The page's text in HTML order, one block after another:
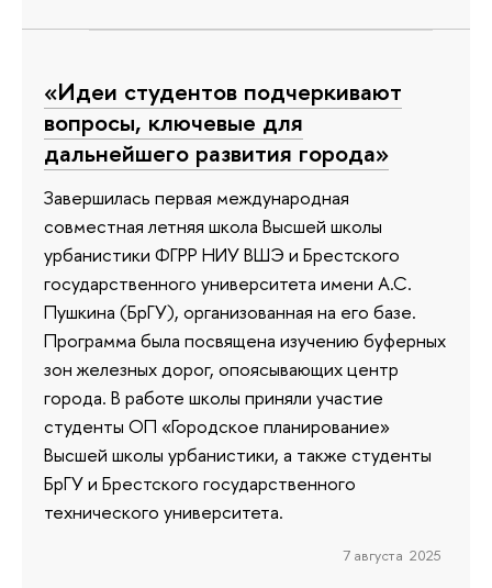
«Идеи студентов подчеркивают
вопросы, ключевые для
дальнейшего развития города»
Завершилась первая международная
совместная летняя школа Высшей школы
урбанистики ФГРР НИУ ВШЭ и Брестского
государственного университета имени А.С.
Пушкина (БрГУ), организованная на его базе.
Программа была посвящена изучению буферных
зон железных дорог, опоясывающих центр
города. В работе школы приняли участие
студенты ОП «Городское планирование»
Высшей школы урбанистики, а также студенты
БрГУ и Брестского государственного
технического университета.
7 августа 2025